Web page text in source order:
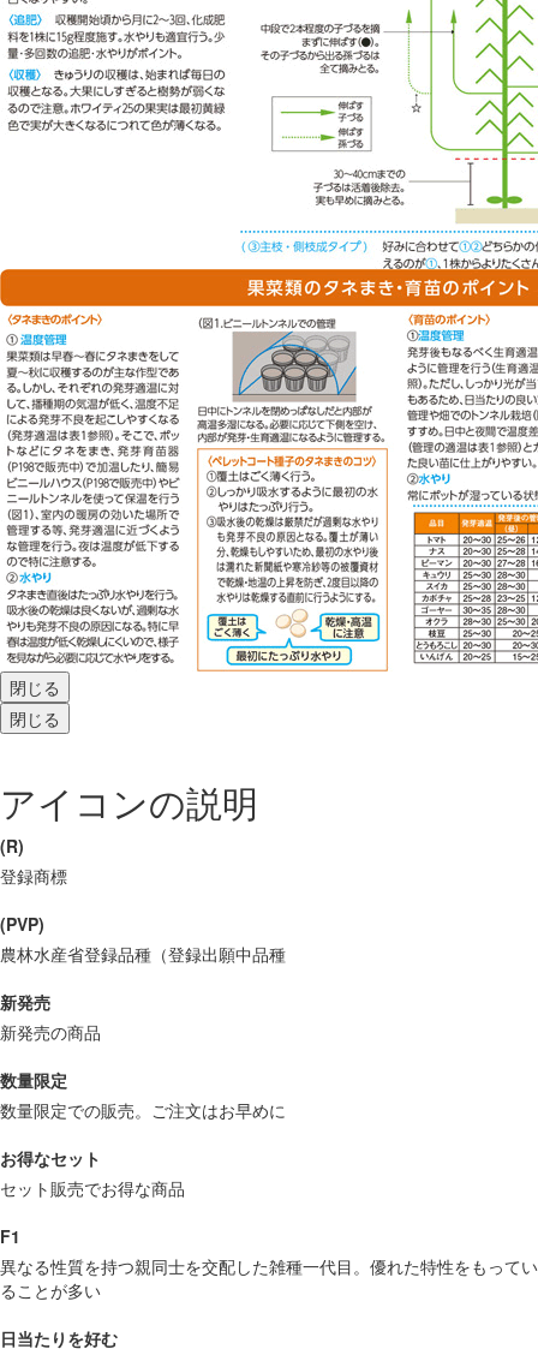
閉じる
閉じる
アイコンの説明
(R)
登録商標
(PVP)
農林水産省登録品種（登録出願中品種
新発売
新発売の商品
数量限定
数量限定での販売。ご注文はお早めに
お得なセット
セット販売でお得な商品
F1
異なる性質を持つ親同士を交配した雑種一代目。優れた特性をもってい
ることが多い
日当たりを好む